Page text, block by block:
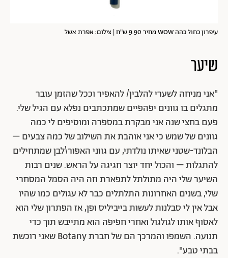
עיפרון כחול כהה WOW מחיר 9.90 ש"ח | צילום: אפרת אשל
שיער
"אני מניחה לשערי להלבין/ להאפיר וככל שהזמן עובר
מתגלים בו גוונים יפהפיים שמתכתבים נפלא עם הגיל שלי.
פעם בחצי שנה אני מבקרת במספרה ומוסיפים לי כמה
גוונים של שמש כי אני אוהבת את השילוב של כמה צבעים –
הבלונד-שטני שאיתו נולדתי, עם גווני האפור\לבן שמתחילים
להתגלות – והכול יחד יוצר חגיגה על הראש. שנים רבות
השיער שלי היה מתולתל לתפארת וזה היה הסמל המסחרי
שלי, בשנים האחרונות התלתלים כבר לא עגולים כמו שהיו
אבל אין לי סבלנות לעשות בייביליס ופן, אז הפתרון שלי הוא
לאסוף אותו לגולגול ואחרי חפיפה הוא מתייבש תוך כדי
תנועה. השמפו והמרכך הם של חברת Botany שאני רוכשת
בבתי טבע".